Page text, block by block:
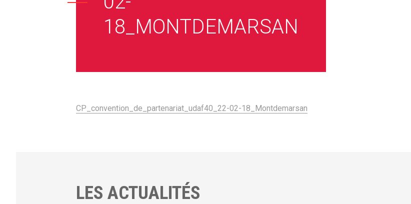
18_MONTDEMARSAN
CP_convention_de_partenariat_udaf40_22-02-18_Montdemarsan
LES ACTUALITÉS